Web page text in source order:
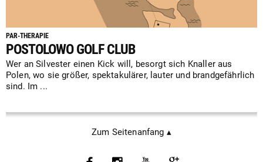
PAR-THERAPIE
POSTOLOWO GOLF CLUB
Wer an Silvester einen Kick will, besorgt sich Knaller aus
Polen, wo sie größer, spektakulärer, lauter und brandgefährlich
sind. Im ...
Zum Seitenanfang ▴